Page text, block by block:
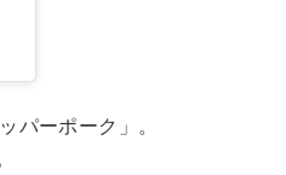
ーポーク」。